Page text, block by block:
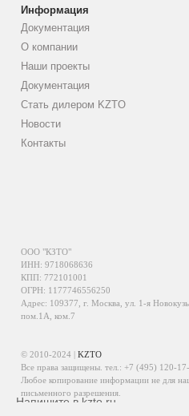
Информация
Документация
О компании
Наши проекты
Документация
Стать дилером KZTO
Новости
Контакты
ООО "КЗТО"
ИНН: 9718068636
КПП: 772101001
ОГРН: 1177746556250
Адрес: 109377, г. Москва, ул. 1-я
пом.1А, ком.7
© 2010-2024 |KZTO
Все права защищены. тел.: +7 (495) 120-
Любое копирование информации не для
письменного разрешения.
Информация, размещенная на сайте, не
Напишите в kzto.ru